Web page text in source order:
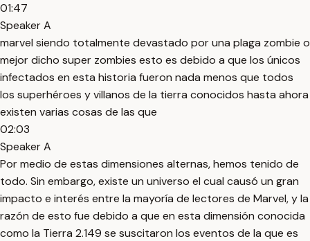
01:47
Speaker A
marvel siendo totalmente devastado por una plaga zombie o
mejor dicho super zombies esto es debido a que los únicos
infectados en esta historia fueron nada menos que todos
los superhéroes y villanos de la tierra conocidos hasta ahora
existen varias cosas de las que
02:03
Speaker A
Por medio de estas dimensiones alternas, hemos tenido de
todo. Sin embargo, existe un universo el cual causó un gran
impacto e interés entre la mayoría de lectores de Marvel, y la
razón de esto fue debido a que en esta dimensión conocida
como la Tierra 2.149 se suscitaron los eventos de la que es